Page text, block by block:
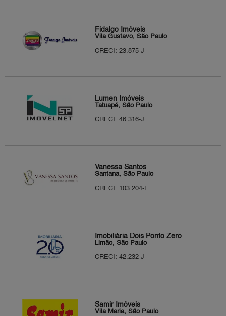
Fidalgo Imóveis
Vila Gustavo, São Paulo
CRECI: 23.875-J
Lumen Imóveis
Tatuapé, São Paulo
CRECI: 46.316-J
Vanessa Santos
Santana, São Paulo
CRECI: 103.204-F
Imobiliária Dois Ponto Zero
Limão, São Paulo
CRECI: 42.232-J
Samir Imóveis
Vila Maria, São Paulo